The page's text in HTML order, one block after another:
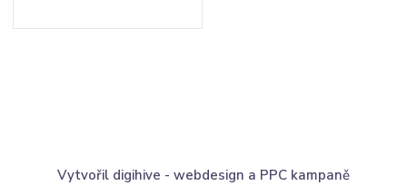
Vytvořil digihive - webdesign a PPC kampaně